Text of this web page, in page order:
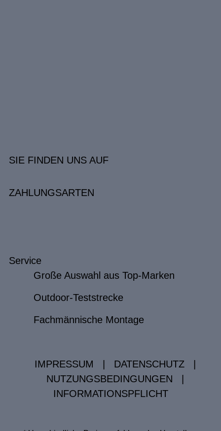
SIE FINDEN UNS AUF
ZAHLUNGSARTEN
Service
Große Auswahl aus Top-Marken
Outdoor-Teststrecke
Fachmännische Montage
IMPRESSUM DATENSCHUTZ
NUTZUNGSBEDINGUNGEN
INFORMATIONSPFLICHT